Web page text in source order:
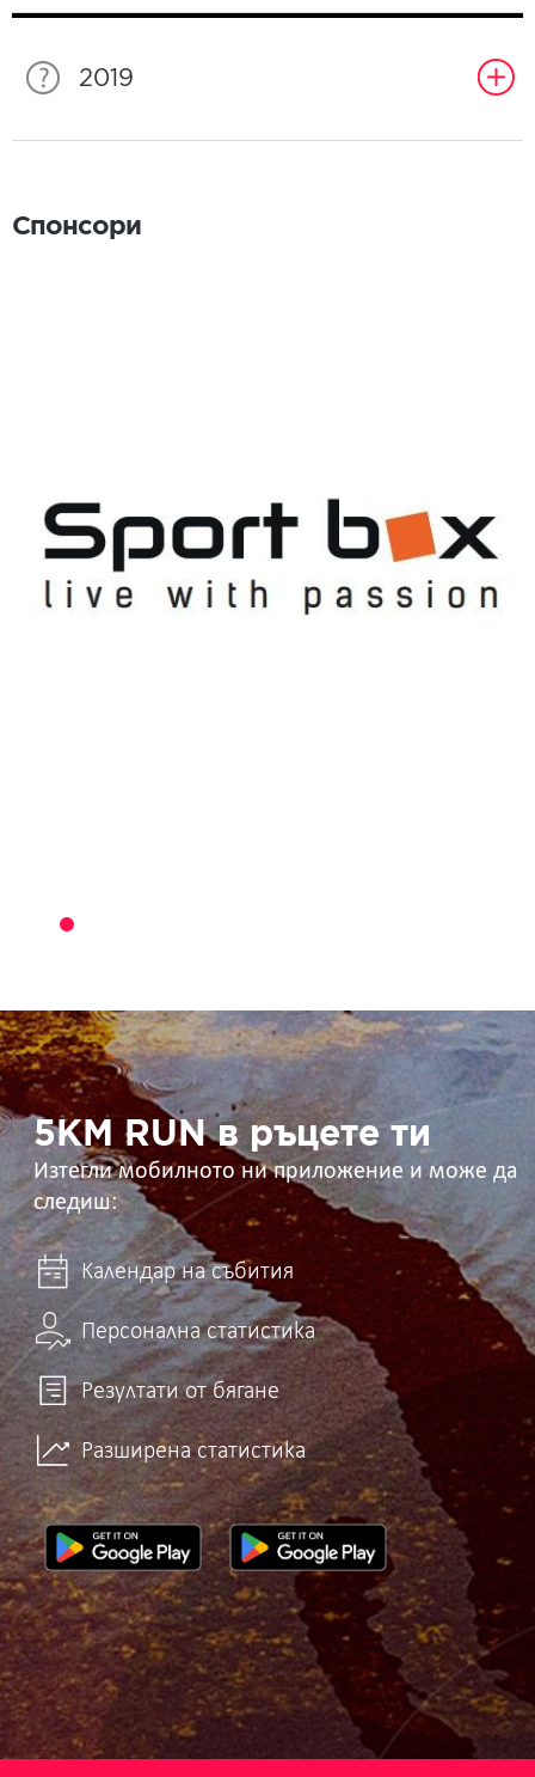
2019
Спонсори
5KM
RUN
в
ръцете
ти 5KM RUN в ръцете ти
Изтегли мобилното ни приложение и може да
следиш:
Календар на събития
Персонална статистика
Резултати от бягане
Разширена статистика